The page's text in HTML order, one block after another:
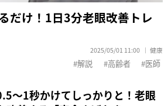
だけ！1日3分老眼改善トレ
2025/05/01 11:00 健康
解説 高齢者 医師
～1秒かけてしっかりと！老眼